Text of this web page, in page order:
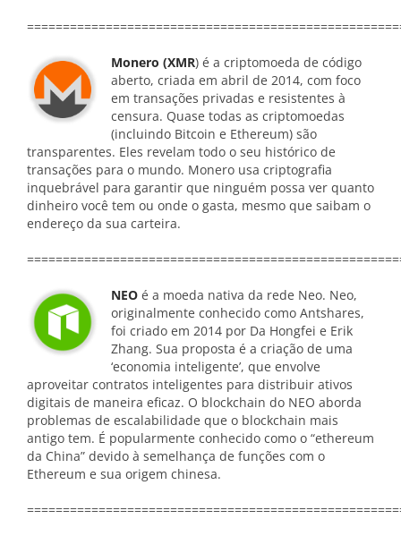
Monero (XMR) é a criptomoeda de código
aberto, criada em abril de 2014, com foco
em transações privadas e resistentes à
censura. Quase todas as criptomoedas
(incluindo Bitcoin e Ethereum) são
transparentes. Eles revelam todo o seu histórico de
transações para o mundo. Monero usa criptografia
inquebrável para garantir que ninguém possa ver quanto
dinheiro você tem ou onde o gasta, mesmo que saibam o
endereço da sua carteira.
NEO é a moeda nativa da rede Neo. Neo,
originalmente conhecido como Antshares,
foi criado em 2014 por Da Hongfei e Erik
Zhang. Sua proposta é a criação de uma
‘economia inteligente’, que envolve
aproveitar contratos inteligentes para distribuir ativos
digitais de maneira eficaz. O blockchain do NEO aborda
problemas de escalabilidade que o blockchain mais
antigo tem. É popularmente conhecido como o “ethereum
da China” devido à semelhança de funções com o
Ethereum e sua origem chinesa.